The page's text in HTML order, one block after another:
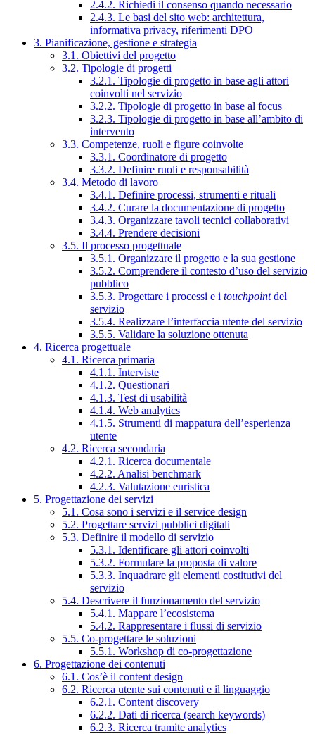
2.4.2. Richiedi il consenso quando necessario
2.4.3. Le basi del sito web: architettura,
informativa privacy, riferimenti DPO
3. Pianificazione, gestione e strategia
3.1. Obiettivi del progetto
3.2. Tipologie di progetti
3.2.1. Tipologie di progetto in base agli attori
coinvolti nel servizio
3.2.2. Tipologie di progetto in base al focus
3.2.3. Tipologie di progetto in base all’ambito di
intervento
3.3. Competenze, ruoli e figure coinvolte
3.3.1. Coordinatore di progetto
3.3.2. Definire ruoli e responsabilità
3.4. Metodo di lavoro
3.4.1. Definire processi, strumenti e rituali
3.4.2. Curare la documentazione di progetto
3.4.3. Organizzare tavoli tecnici collaborativi
3.4.4. Prendere decisioni
3.5. Il processo progettuale
3.5.1. Organizzare il progetto e la sua gestione
3.5.2. Comprendere il contesto d’uso del servizio
pubblico
3.5.3. Progettare i processi e i touchpointdel
servizio
3.5.4. Realizzare l’interfaccia utente del servizio
3.5.5. Validare la soluzione ottenuta
4. Ricerca progettuale
4.1. Ricerca primaria
4.1.1. Interviste
4.1.2. Questionari
4.1.3. Test di usabilità
4.1.4. Web analytics
4.1.5. Strumenti di mappatura dell’esperienza
utente
4.2. Ricerca secondaria
4.2.1. Ricerca documentale
4.2.2. Analisi benchmark
4.2.3. Valutazione euristica
5. Progettazione dei servizi
5.1. Cosa sono i servizi e il service design
5.2. Progettare servizi pubblici digitali
5.3. Definire il modello di servizio
5.3.1. Identificare gli attori coinvolti
5.3.2. Formulare la proposta di valore
5.3.3. Inquadrare gli elementi costitutivi del
servizio
5.4. Descrivere il funzionamento del servizio
5.4.1. Mappare l’ecosistema
5.4.2. Rappresentare i flussi di servizio
5.5. Co-progettare le soluzioni
5.5.1. Workshop di co-progettazione
6. Progettazione dei contenuti
6.1. Cos’è il content design
6.2. Ricerca utente sui contenuti e il linguaggio
6.2.1. Content discovery
6.2.2. Dati di ricerca (search keywords)
6.2.3. Ricerca tramite analytics